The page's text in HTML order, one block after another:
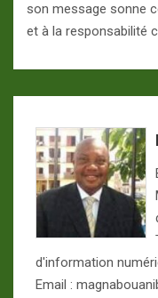
son message sonne
et à la responsabilité
d'information
Email :